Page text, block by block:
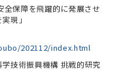
保障を飛躍的に発展させ
現」
202112/index.html
技術振興機構 挑戦的研究